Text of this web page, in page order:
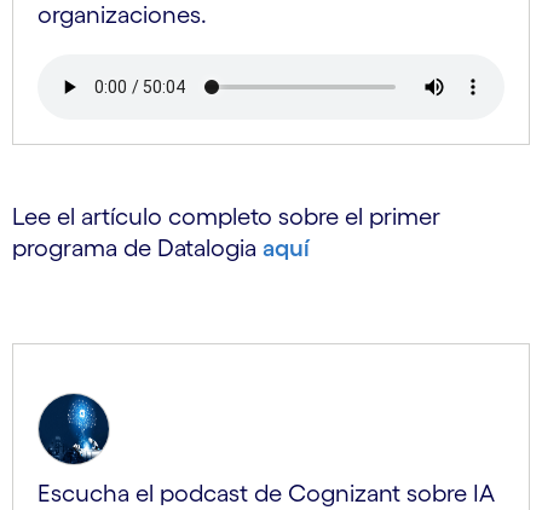
organizaciones.
Lee el artículo completo sobre el primer
programa de Datalogia aquí
Escucha el podcast de Cognizant sobre IA